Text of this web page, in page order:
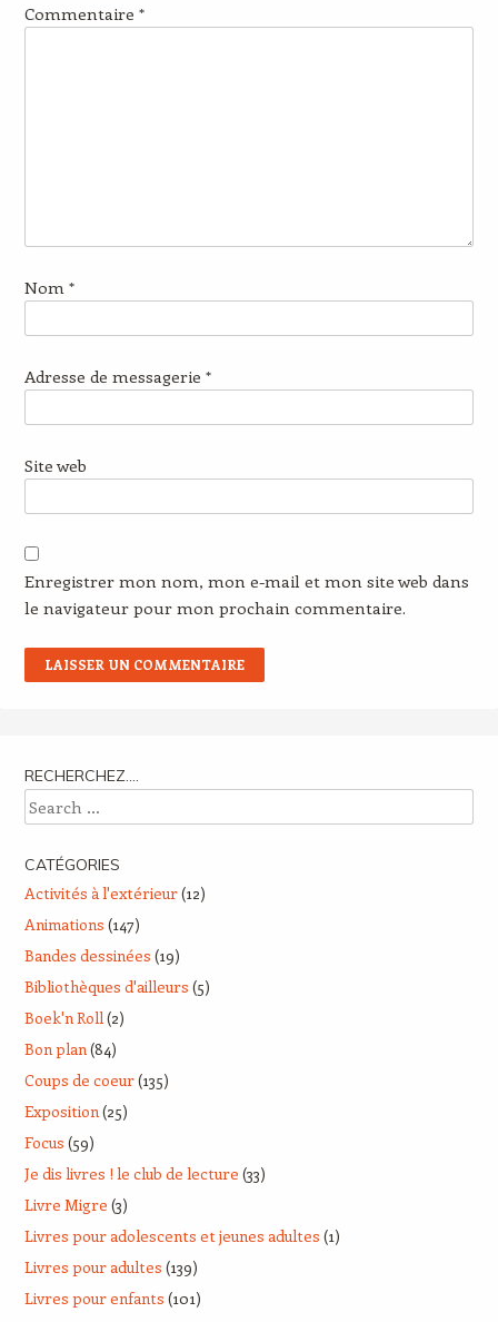
Commentaire *
Nom *
Adresse de messagerie *
Site web
Enregistrer mon nom, mon e-mail et mon site web dans
le navigateur pour mon prochain commentaire.
RECHERCHEZ….
Search
CATÉGORIES
Activités à l'extérieur(12)
Animations (147)
Bandes dessinées (19)
Bibliothèques d'ailleurs (5)
Boek'n Roll (2)
Bon plan (84)
Coups de coeur(135)
Exposition (25)
Focus (59)
Je dis livres ! le club de lecture (33)
Livre Migre (3)
Livres pour adolescents et jeunes adultes (1)
Livres pour adultes (139)
Livres pour enfants (101)